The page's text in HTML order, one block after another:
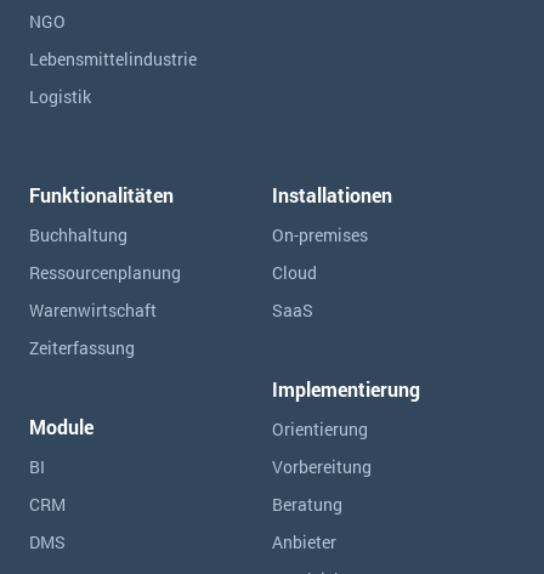
NGO
Lebensmittelindustrie
Logistik
Funktionalitäten
Buchhaltung
Ressourcen­planung
Warenwirtschaft
Zeiterfassung
Module
BI
CRM
DMS
Installationen
On-premises
Cloud
SaaS
Implementierung
Orientierung
Vorbereitung
Beratung
Anbieter